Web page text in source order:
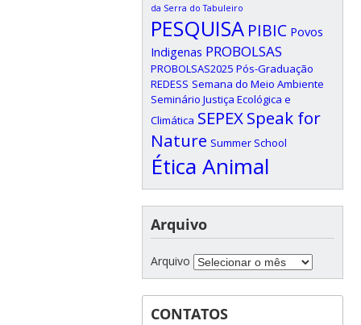
da Serra do Tabuleiro
PESQUISA PIBIC Povos
Indigenas PROBOLSAS
PROBOLSAS2025 Pós-Graduação
REDESS Semana do Meio Ambiente
Seminário Justiça Ecológica e
Climática SEPEXSpeak for
Nature Summer School
Ética Animal
Arquivo
Arquivo
CONTATOS